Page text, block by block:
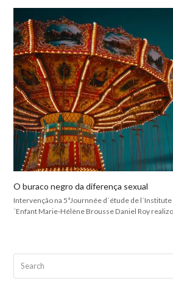
O buraco negro da diferença sexual
Intervenção na 5ªJournnée d´étude de
´Enfant Marie-Hélène Brousse Daniel Roy